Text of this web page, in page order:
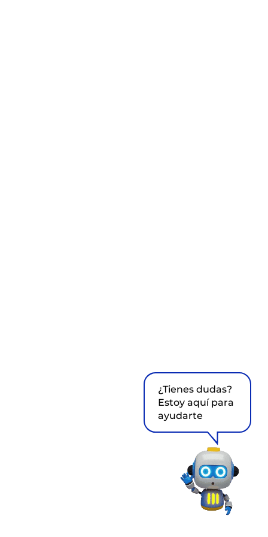
¿Tienes dudas?
Estoy aquí para
ayudarte